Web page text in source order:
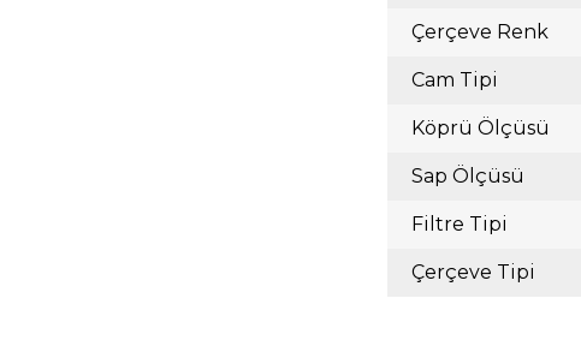
Çerçeve Renk
Cam Tipi
Köprü Ölçüsü
Sap Ölçüsü
Filtre Tipi
Çerçeve Tipi